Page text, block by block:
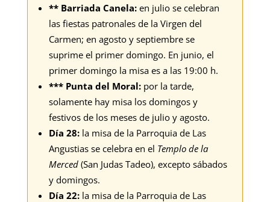
** Barriada Canela:en julio se celebran
las fiestas patronales de la Virgen del
Carmen; en agosto y septiembre se
suprime el primer domingo. En junio, el
primer domingo la misa es a las 19:00 h.
*** Punta del Moral:por la tarde,
solamente hay misa los domingos y
festivos de los meses de julio y agosto.
Día 28:la misa de la Parroquia de Las
Angustias se celebra en el Templo de la
Merced(San Judas Tadeo), excepto sábados
y domingos.
Día 22:la misa de la Parroquia de Las